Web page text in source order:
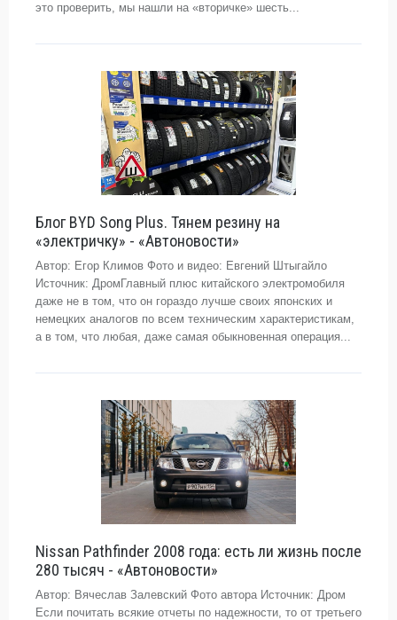
это проверить, мы нашли на «вторичке» шесть...
Блог BYD Song Plus. Тянем резину на
«электричку» - «Автоновости»
Автор: Егор Климов Фото и видео: Евгений Штыгайло
Источник: ДромГлавный плюс китайского электромобиля
даже не в том, что он гораздо лучше своих японских и
немецких аналогов по всем техническим характеристикам,
а в том, что любая, даже самая обыкновенная операция...
Nissan Pathfinder 2008 года: есть ли жизнь после
280 тысяч - «Автоновости»
Автор: Вячеслав Залевский Фото автора Источник: Дром
Если почитать всякие отчеты по надежности, то от третьего